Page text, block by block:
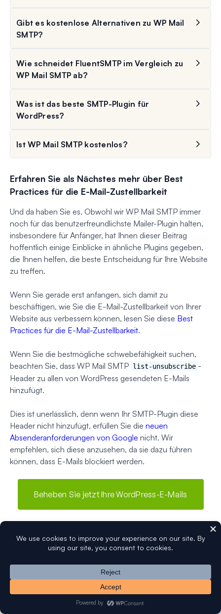
Gibt es kostenlose Alternativen zu WP Mail
SMTP?
Wie schneidet FluentSMTP im Vergleich zu
WP Mail SMTP ab?
Was ist das beste SMTP-Plugin für
WordPress?
Ist WP Mail SMTP kostenlos?
Erfahren Sie als Nächstes mehr über Best
Practices für die E-Mail-Zustellbarkeit
Und da haben Sie es. Obwohl wir WP Mail SMTP immer
noch für das benutzerfreundlichste Mailer-Plugin halten,
insbesondere für Anfänger, hat Ihnen dieser Beitrag
hoffentlich einige Einblicke in ähnliche Plugins gegeben,
die Ihnen helfen, die beste Entscheidung für Ihre Website
zu treffen.
Wenn Sie gerade erst anfangen, sich damit zu
beschäftigen, wie Sie die E-Mail-Zustellbarkeit von Ihrer
Website aus verbessern können, lesen Sie diese Best
Practices für die E-Mail-Zustellbarkeit.
Wenn Sie die bestmögliche schwebefähigkeit suchen,
beachten Sie, dass WP Mail SMTP list-unsubscribe -
Header zu allen von WordPress gesendeten E-Mails
hinzufügt.
Dies ist unerlässlich, denn wenn Ihr SMTP-Plugin diese
Header nicht hinzufügt, erfüllen Sie die neuen
Absenderanforderungen von Google nicht. Wir
empfehlen, sich diese anzusehen, da sie dazu führen
können, dass E-Mails blockiert werden.
Beheben Sie jetzt Ihre WordPress-E-Mails
anmit dem besten WordPress SMTP-Plugin. Wenn Sie
keine Zeit haben, Ihre E-Mails zu reparieren, können Sie
gegen Aufpreis eine vollständige White Glove Setup-
Unterstützung erhalten, und für alle kostenpflichtigen
Tarife gilt eine 14-tägige Geld-zurück-Garantie.